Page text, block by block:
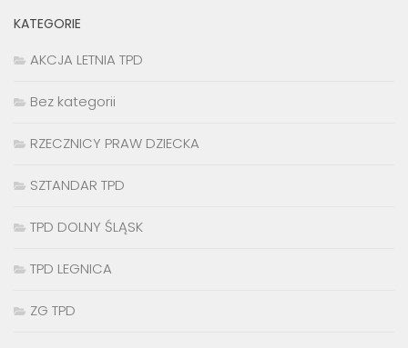
KATEGORIE
AKCJA LETNIA TPD
Bez kategorii
RZECZNICY PRAW DZIECKA
SZTANDAR TPD
TPD DOLNY ŚLĄSK
TPD LEGNICA
ZG TPD